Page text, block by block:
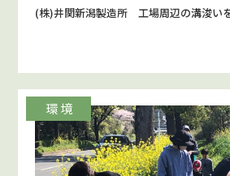
(株)井関新潟製造所 工場周辺の溝浚い